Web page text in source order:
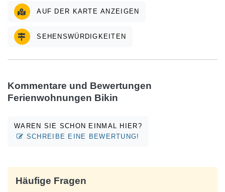
AUF DER KARTE ANZEIGEN
SEHENSWÜRDIGKEITEN
Kommentare und Bewertungen
Ferienwohnungen Bikin
WAREN SIE SCHON EINMAL HIER?
SCHREIBE EINE BEWERTUNG!
Häufige Fragen